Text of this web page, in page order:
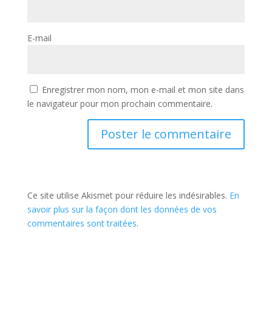
E-mail
Enregistrer mon nom, mon e-mail et mon site dans
le navigateur pour mon prochain commentaire.
Ce site utilise Akismet pour réduire les indésirables. En
savoir plus sur la façon dont les données de vos
commentaires sont traitées.